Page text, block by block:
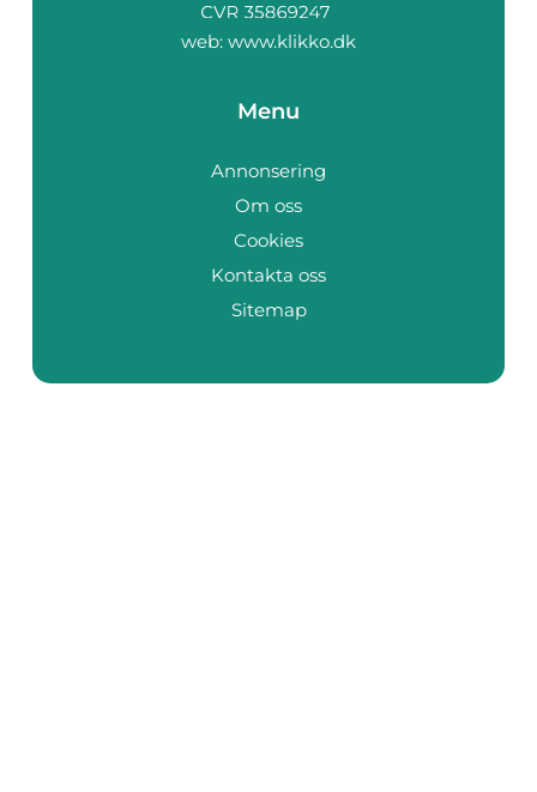
web: www.klikko.dk
Menu
Annonsering
Om oss
Cookies
Kontakta oss
Sitemap